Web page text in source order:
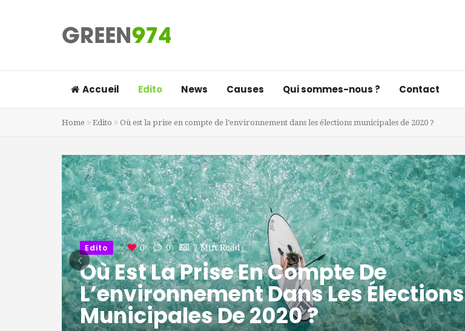
Accueil Edito News Causes Qui sommes-nous ? Contact
Home Edito Où est la prise en compte de l’environnement dans les élections municipales de 2020 ?
Edito 0 0 7 Min Read
Où Est La Prise En Compte De
L’environnement Dans Les Élections
Municipales De 2020 ?